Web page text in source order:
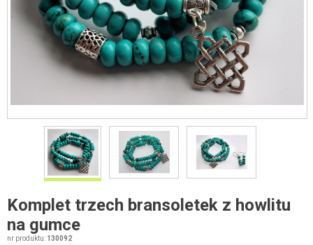
Komplet trzech bransoletek z howlitu
na gumce
nr produktu: 130092